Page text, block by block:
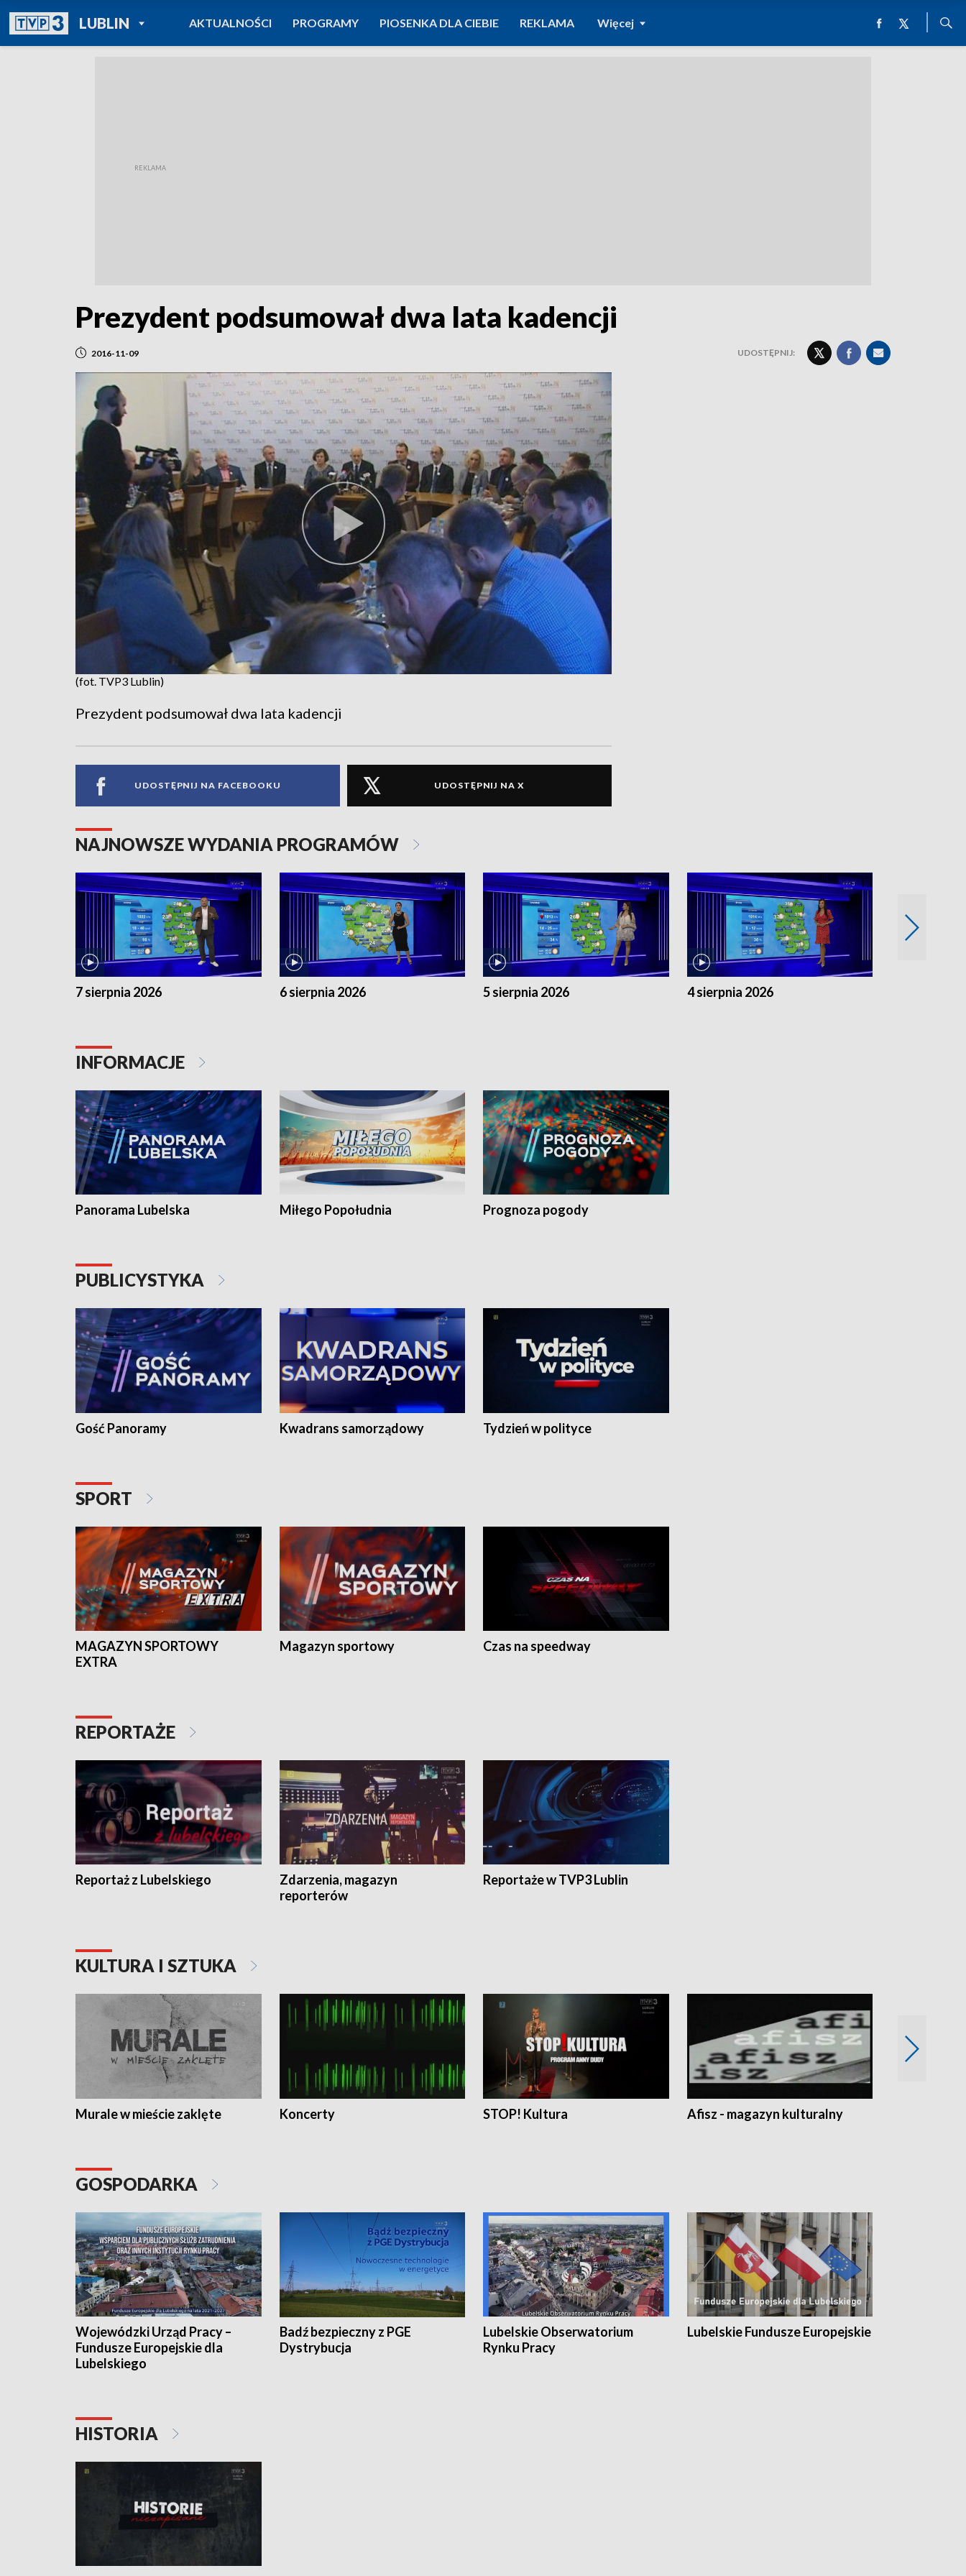
LUBLINPOWRÓT DO
TVP REGIONY
AKTUALNOŚCI PROGRAMY PIOSENKA DLA CIEBIE REKLAMA Więcej
Prezydent podsumował dwa lata kadencji
2016-11-09 UDOSTĘPNIJ:
(fot. TVP3 Lublin)
Prezydent podsumował dwa lata kadencji
UDOSTĘPNIJ NA FACEBOOKU UDOSTĘPNIJ NA X
NAJNOWSZE WYDANIA PROGRAMÓW
7 sierpnia 2026 6 sierpnia 2026 5 sierpnia 2026 4 sierpnia 2026
INFORMACJE
Panorama Lubelska Miłego Popołudnia Prognoza pogody
PUBLICYSTYKA
Gość Panoramy Kwadrans samorządowy Tydzień w polityce
SPORT
MAGAZYN SPORTOWY
EXTRA
Magazyn sportowy Czas na speedway
REPORTAŻE
Reportaż z Lubelskiego
Zdarzenia, magazyn
reporterów
Reportaże w TVP3 Lublin
KULTURA I SZTUKA
Murale w mieście zaklęte Koncerty STOP! Kultura Afisz - magazyn kulturalny
GOSPODARKA
Wojewódzki Urząd Pracy –
Fundusze Europejskie dla
Lubelskiego
Badź bezpieczny z PGE
Dystrybucja
Lubelskie Obserwatorium
Rynku Pracy
Lubelskie Fundusze Europejskie
HISTORIA